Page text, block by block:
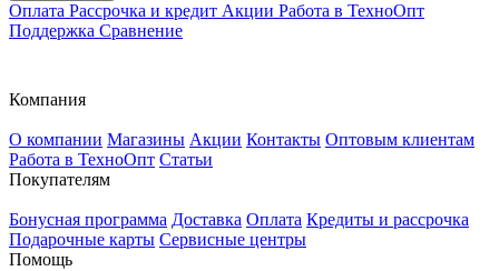
Оплата Рассрочка и кредит Акции Работа в ТехноОпт
Поддержка Сравнение
Компания
О компании Магазины Акции Контакты Оптовым клиентам
Работа в ТехноОпт Статьи
Покупателям
Бонусная программа Доставка Оплата Кредиты и рассрочка
Подарочные карты Сервисные центры
Помощь